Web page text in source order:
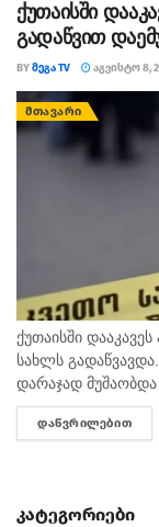
ქუთაისში
გადაწვით
BYᲛᲔᲒᲐ TV ᲐᲒᲕᲘᲡᲢᲝ 8,
ᲛᲗᲐᲕᲐᲠᲘ
ქუთაისში
სახლს
დარაჯად
ობიექტზე
სისხლის
ᲓᲐᲬᲕᲠᲘᲚᲔᲑᲘᲗ
კატეგორიები